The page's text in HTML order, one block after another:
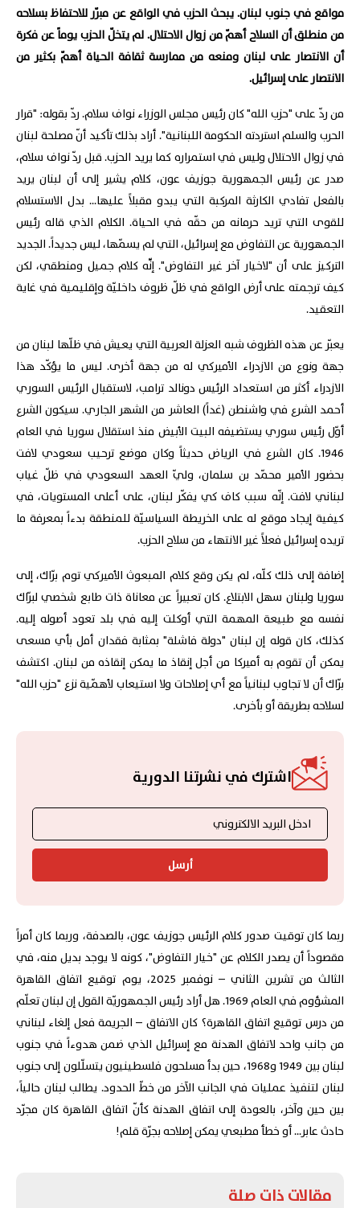
مواقع في جنوب لبنان. يبحث الحزب في الواقع عن مبرّر للاحتفاظ بسلاحه
من منطلق أن السلاح أهمّ من زوال الاحتلال. لم يتخلّ الحزب يوماً عن فكرة
أن الانتصار على لبنان ومنعه من ممارسة ثقافة الحياة أهمّ بكثير من
الانتصار على إسرائيل.
من ردّ على "حزب الله" كان رئيس مجلس الوزراء نواف سلام. ردّ بقوله: "قرار
الحرب والسلم استردته الحكومة اللبنانية". أراد بذلك تأكيد أنّ مصلحة لبنان
في زوال الاحتلال وليس في استمراره كما يريد الحزب. قبل ردّ نواف سلام،
صدر عن رئيس الجمهورية جوزيف عون، كلام يشير إلى أن لبنان يريد
بالفعل تفادي الكارثة المركبة التي يبدو مقبلاً عليها... بدل الاستسلام
للقوى التي تريد حرمانه من حقّه في الحياة. الكلام الذي قاله رئيس
الجمهورية عن التفاوض مع إسرائيل، التي لم يسمّها، ليس جديداً. الجديد
التركيز على أن "لاخيار آخر غير التفاوض". إنّّه كلام جميل ومنطقي، لكن
كيف ترجمته على أرض الواقع في ظلّ ظروف داخليّة وإقليمية في غاية
التعقيد.
يعبّر عن هذه الظروف شبه العزلة العربية التي يعيش في ظلّها لبنان من
جهة ونوع من الازدراء الأميركي له من جهة أخرى. ليس ما يؤكّد هذا
الازدراء أكثر من استعداد الرئيس دونالد ترامب، لاستقبال الرئيس السوري
أحمد الشرع في واشنطن (غداً) العاشر من الشهر الجاري. سيكون الشرع
أوّل رئيس سوري يستضيفه البيت الأبيض منذ استقلال سوريا في العام
1946. كان الشرع في الرياض حديثاً وكان موضع ترحيب سعودي لافت
بحضور الأمير محمّد بن سلمان، وليّ العهد السعودي في ظلّ غياب
لبناني لافت. إنّه سبب كاف كي يفكّر لبنان، على أعلى المستويات، في
كيفية إيجاد موقع له على الخريطة السياسيّة للمنطقة بدءاً بمعرفة ما
تريده إسرائيل فعلاً غير الانتهاء من سلاح الحزب.
إضافة إلى ذلك كلّه، لم يكن وقع كلام المبعوث الأميركي توم برّاك، إلى
سوريا ولبنان سهل الابتلاع. كان تعبيراً عن معاناة ذات طابع شخصي لبرّاك
نفسه مع طبيعة المهمة التي أوكلت إليه في بلد تعود أصوله إليه.
كذلك، كان قوله إن لبنان "دولة فاشلة" بمثابة فقدان أمل بأي مسعى
يمكن أن تقوم به أميركا من أجل إنقاذ ما يمكن إنقاذه من لبنان. اكتشف
برّاك أن لا تجاوب لبنانياً مع أي إصلاحات ولا استيعاب لأهمّية نزع "حزب الله"
لسلاحه بطريقة أو بأخرى.
اشترك في نشرتنا الدورية
أرسل
ربما كان توقيت صدور كلام الرئيس جوزيف عون، بالصدفة، وربما كان أمراً
مقصوداً أن يصدر الكلام عن "خيار التفاوض"، كونه لا يوجد بديل منه، في
الثالث من تشرين الثاني – نوفمبر 2025، يوم توقيع اتفاق القاهرة
المشؤوم في العام 1969. هل أراد رئيس الجمهوريّة القول إن لبنان تعلّم
من درس توقيع اتفاق القاهرة؟ كان الاتفاق – الجريمة فعل إلغاء لبناني
من جانب واحد لاتفاق الهدنة مع إسرائيل الذي ضمن هدوءاً في جنوب
لبنان بين 1949 و1968، حين بدأ مسلحون فلسطينيون يتسلّلون إلى جنوب
لبنان لتنفيذ عمليات في الجانب الآخر من خطّ الحدود. يطالب لبنان حالياً،
بين حين وآخر، بالعودة إلى اتفاق الهدنة كأنّ اتفاق القاهرة كان مجرّد
حادث عابر... أو خطأ مطبعي يمكن إصلاحه بجرّة قلم!
مقالات ذات صلة